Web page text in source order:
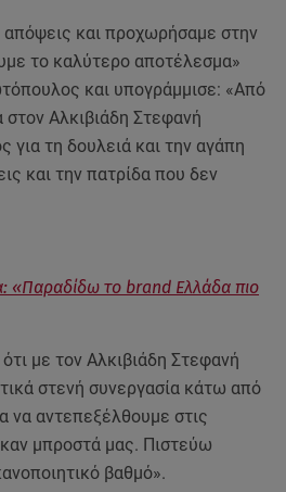
και προχωρήσαμε στην
το καλύτερο αποτέλεσμα»
και υπογράμμισε: «Από
στον Αλκιβιάδη Στεφανή
για τη δουλειά και την αγάπη
και την πατρίδα που δεν
«Παραδίδω το brand Ελλάδα πιο
ότι με τον Αλκιβιάδη Στεφανή
στενή συνεργασία κάτω από
να αντεπεξέλθουμε στις
μπροστά μας. Πιστεύω
βαθμό».